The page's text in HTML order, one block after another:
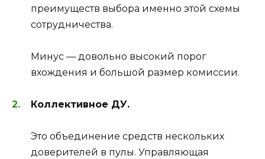
преимуществ выбора именно этой схемы
сотрудничества.
Минус — довольно высокий порог
вхождения и большой размер комиссии.
Коллективное ДУ.
Это объединение средств нескольких
доверителей в пулы. Управляющая